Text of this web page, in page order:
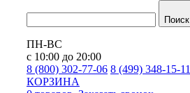
Поиск
ПН-ВС
с 10:00 до 20:00
8 (800) 302-77-06 8 (499) 348-15-11
КОРЗИНА